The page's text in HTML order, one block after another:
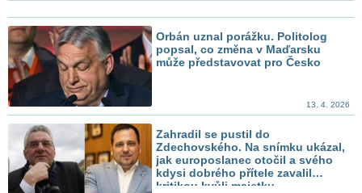
Orbán uznal porážku. Politolog
popsal, co změna v Maďarsku
může představovat pro Česko
13. 4. 2026
Zahradil se pustil do
Zdechovského. Na snímku ukázal,
jak europoslanec otočil a svého
kdysi dobrého přítele zavalil
kritikou kvůli majetku